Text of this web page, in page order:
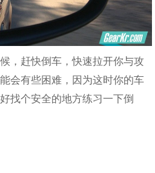
，赶快倒车，快速拉开你与攻
会有些困难，因为这时你的车
找个安全的地方练习一下倒